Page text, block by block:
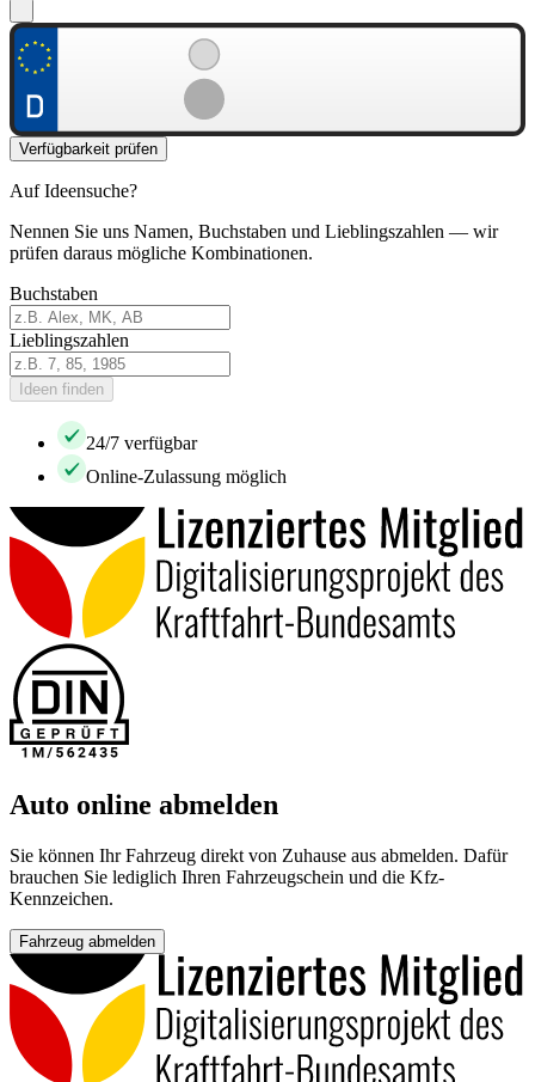
Verfügbarkeit prüfen
Auf Ideensuche?
Nennen Sie uns Namen, Buchstaben und Lieblingszahlen — wir
prüfen daraus mögliche Kombinationen.
Buchstaben
Lieblingszahlen
Ideen finden
24/7 verfügbar
Online-Zulassung möglich
Auto online abmelden
Sie können Ihr Fahrzeug direkt von Zuhause aus abmelden. Dafür
brauchen Sie lediglich Ihren Fahrzeugschein und die Kfz-
Kennzeichen.
Fahrzeug abmelden